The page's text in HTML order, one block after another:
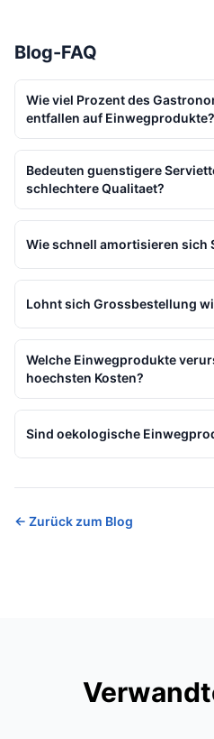
Blog-FAQ
Wie viel Prozent des
entfallen auf Einwegprodukte?
Bedeuten guenstigere
schlechtere Qualitaet?
Wie schnell amortisieren sich
Lohnt sich Grossbestellung
Welche Einwegprodukte
hoechsten Kosten?
Sind oekologische
← Zurück zum Blog